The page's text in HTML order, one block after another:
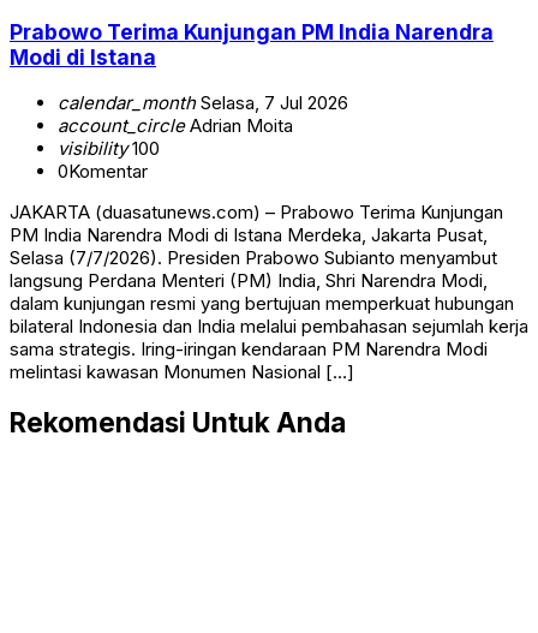
Prabowo Terima Kunjungan PM India Narendra
Modi di Istana
calendar_monthSelasa, 7 Jul 2026
account_circleAdrian Moita
visibility100
0Komentar
JAKARTA (duasatunews.com) – Prabowo Terima Kunjungan
PM India Narendra Modi di Istana Merdeka, Jakarta Pusat,
Selasa (7/7/2026). Presiden Prabowo Subianto menyambut
langsung Perdana Menteri (PM) India, Shri Narendra Modi,
dalam kunjungan resmi yang bertujuan memperkuat hubungan
bilateral Indonesia dan India melalui pembahasan sejumlah kerja
sama strategis. Iring-iringan kendaraan PM Narendra Modi
melintasi kawasan Monumen Nasional […]
Rekomendasi Untuk Anda